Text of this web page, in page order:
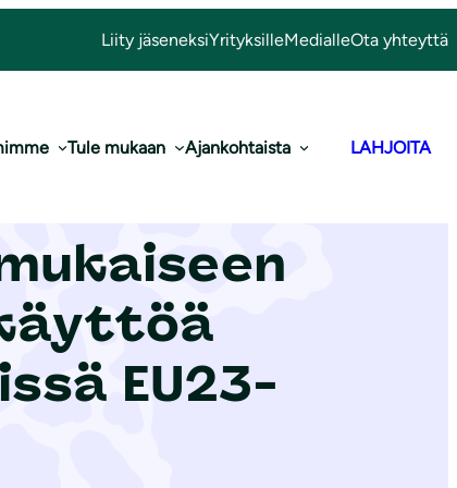
Liity jäseneksiYrityksilleMedialleOta yhteyttä
Tule mukaan Ajankohtaista LAHJOITA
EU23-